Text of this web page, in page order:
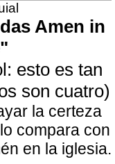
Amen in
esto es tan
son cuatro)
la certeza
compara con
en la iglesia.